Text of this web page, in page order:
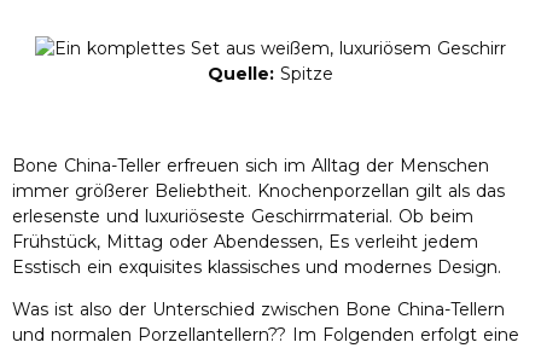
Quelle: Spitze
Bone China-Teller erfreuen sich im Alltag der Menschen
immer größerer Beliebtheit. Knochenporzellan gilt als das
erlesenste und luxuriöseste Geschirrmaterial. Ob beim
Frühstück, Mittag oder Abendessen, Es verleiht jedem
Esstisch ein exquisites klassisches und modernes Design.
Was ist also der Unterschied zwischen Bone China-Tellern
und normalen Porzellantellern?? Im Folgenden erfolgt eine